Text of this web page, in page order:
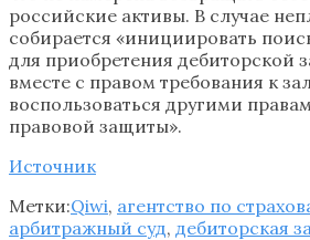
российские активы. В случае
собирается «инициировать
для приобретения дебиторской
вместе с правом требования к
воспользоваться другими
правовой защиты».
Источник
Метки:Qiwi, агентство по
арбитражный суд, дебиторская